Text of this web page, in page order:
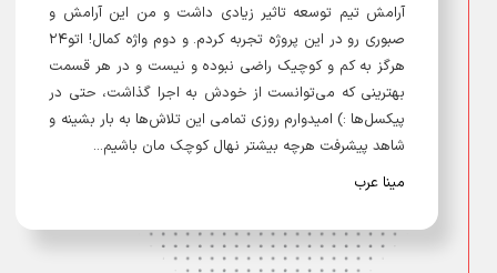
آرامش تیم توسعه تاثیر زیادی داشت و من این آرامش و
صبوری رو در این پروژه تجربه کردم. و دوم واژه کمال! اتو۲۴
هرگز به کم و کوچیک راضی نبوده و نیست و در هر قسمت
بهترینی که می‌توانست از خودش به اجرا گذاشت، حتی در
پیکسل‌ها :) امیدوارم روزی تمامی این تلاش‌ها به بار بشینه و
شاهد پیشرفت هرچه بیشتر نهال کوچک مان باشیم...
مینا عرب